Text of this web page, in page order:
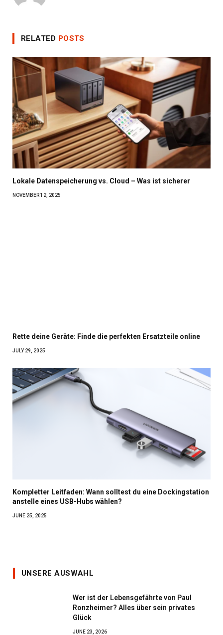
RELATED POSTS
Lokale Datenspeicherung vs. Cloud – Was ist sicherer
NOVEMBER 12, 2025
Rette deine Geräte: Finde die perfekten Ersatzteile online
JULY 29, 2025
Kompletter Leitfaden: Wann solltest du eine Dockingstation
anstelle eines USB-Hubs wählen?
JUNE 25, 2025
UNSERE AUSWAHL
Wer ist der Lebensgefährte von Paul
Ronzheimer? Alles über sein privates
Glück
JUNE 23, 2026